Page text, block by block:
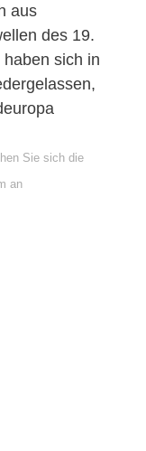
aus
des 19.
sich in
Sie sich die
an